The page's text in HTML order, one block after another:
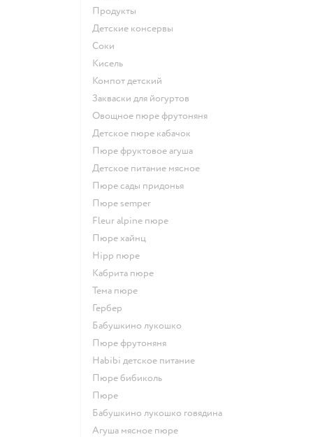
Продукты
детские консервы
Соки
кисель
компот детский
Закваски для йогуртов
овощное пюре фрутоняня
детское пюре кабачок
пюре фруктовое агуша
детское питание мясное
пюре сады придонья
пюре semper
fleur alpine пюре
пюре хайнц
hipp пюре
кабрита пюре
тема пюре
гербер
бабушкино лукошко
пюре фрутоняня
habibi детское питание
пюре бибиколь
пюре
бабушкино лукошко говядина
агуша мясное пюре